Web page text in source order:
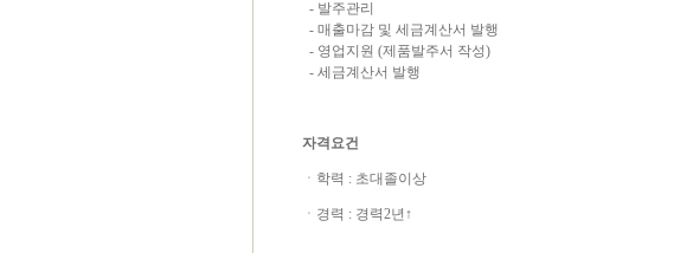
- 발주관리
- 매출마감 및 세금계산서 발행
- 영업지원 (제품발주서 작성)
- 세금계산서 발행
자격요건
ㆍ학력 : 초대졸이상
ㆍ경력 : 경력2년↑